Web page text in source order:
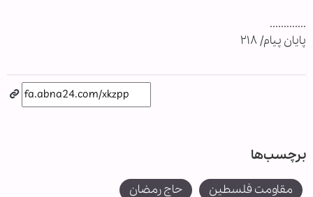
.............
پایان پیام/ ۲۱۸
برچسب‌ها
مقاومت فلسطین حاج رمضان